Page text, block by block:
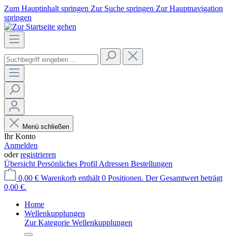
Zum Hauptinhalt springen Zur Suche springen Zur Hauptnavigation
springen
Menü schließen
Ihr Konto
Anmelden
oderregistrieren
Übersicht Persönliches Profil Adressen Bestellungen
0,00 € Warenkorb enthält 0 Positionen. Der Gesamtwert beträgt
0,00 €.
Home
Wellenkupplungen
Zur Kategorie Wellenkupplungen